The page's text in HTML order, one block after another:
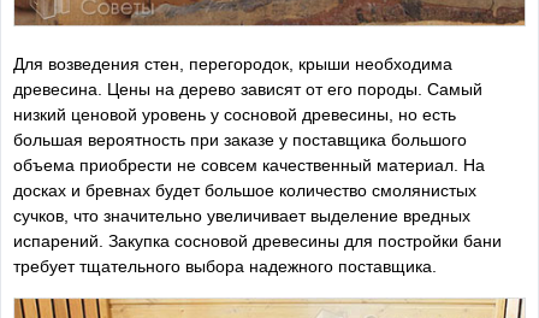
Для возведения стен, перегородок, крыши необходима
древесина. Цены на дерево зависят от его породы. Самый
низкий ценовой уровень у сосновой древесины, но есть
большая вероятность при заказе у поставщика большого
объема приобрести не совсем качественный материал. На
досках и бревнах будет большое количество смолянистых
сучков, что значительно увеличивает выделение вредных
испарений. Закупка сосновой древесины для постройки бани
требует тщательного выбора надежного поставщика.